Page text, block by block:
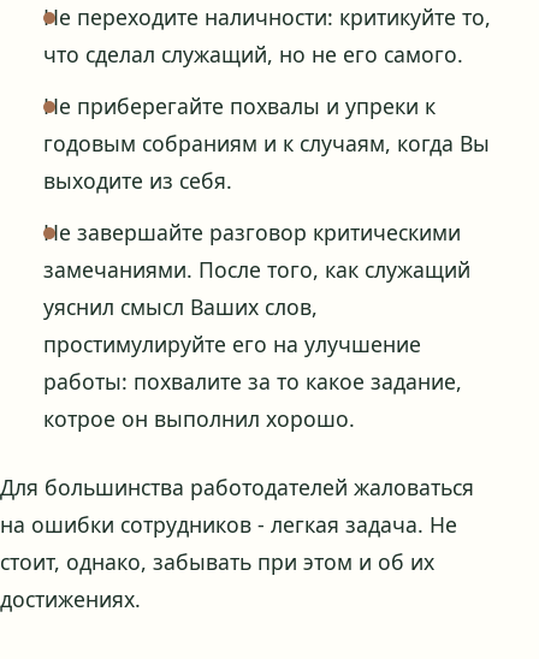
Не переходите наличности: критикуйте то,
что сделал служащий, но не его самого.
Не приберегайте похвалы и упреки к
годовым собраниям и к случаям, когда Вы
выходите из себя.
Не завершайте разговор критическими
замечаниями. После того, как служащий
уяснил смысл Ваших слов,
простимулируйте его на улучшение
работы: похвалите за то какое задание,
котрое он выполнил хорошо.
Для большинства работодателей жаловаться
на ошибки сотрудников - легкая задача. Не
стоит, однако, забывать при этом и об их
достижениях.